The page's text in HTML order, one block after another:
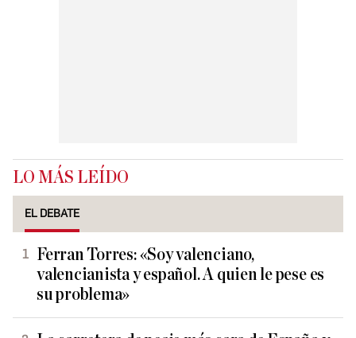
LO MÁS LEÍDO
EL DEBATE
Ferran Torres: «Soy valenciano,
valencianista y español. A quien le pese es
su problema»